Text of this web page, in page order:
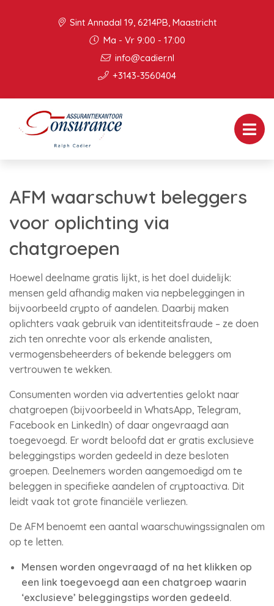
Sint Annadal 19, 6214PB, Maastricht
Ma - Vr 9:00 - 17:00
info@cadier.nl
+3143-3560404
AFM waarschuwt beleggers
voor oplichting via
chatgroepen
Hoewel deelname gratis lijkt, is het doel duidelijk:
mensen geld afhandig maken via nepbeleggingen in
bijvoorbeeld crypto of aandelen. Daarbij maken
oplichters vaak gebruik van identiteitsfraude – ze doen
zich ten onrechte voor als erkende analisten,
vermogensbeheerders of bekende beleggers om
vertrouwen te wekken.
Consumenten worden via advertenties gelokt naar
chatgroepen (bijvoorbeeld in WhatsApp, Telegram,
Facebook en LinkedIn) of daar ongevraagd aan
toegevoegd. Er wordt beloofd dat er gratis exclusieve
beleggingstips worden gedeeld in deze besloten
groepen. Deelnemers worden aangemoedigd om te
beleggen in specifieke aandelen of cryptoactiva. Dit
leidt vaak tot grote financiële verliezen.
De AFM benoemt een aantal waarschuwingssignalen om
op te letten.
Mensen worden ongevraagd of na het klikken op
een link toegevoegd aan een chatgroep waarin
‘exclusieve’ beleggingstips worden gedeeld.